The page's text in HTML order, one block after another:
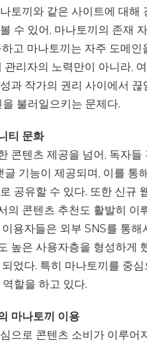
토끼와 같은 사이트에 대해
수 있어, 마나토끼의 존재
고 마나토끼는 자주 도메
관리자의 노력만이 아니라,
과 작가의 권리 사이에서
불러일으키는 문제다.
티 문화
콘텐츠 제공을 넘어, 독자
글 기능이 제공되며, 이를 통
공유할 수 있다. 또한 신규
의 콘텐츠 추천도 활발히
용자들은 외부 SNS를 통
높은 사용자층을 형성하게
되었다. 특히 마나토끼를 중
할을 하고 있다.
마나토끼 이용
으로 콘텐츠 소비가 이루